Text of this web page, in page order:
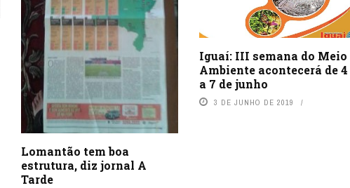
Lomantão tem boa
estrutura, diz jornal A
Tarde
Iguaí: III semana do Meio
Ambiente acontecerá de 4
a 7 de junho
3 DE JUNHO DE 2019